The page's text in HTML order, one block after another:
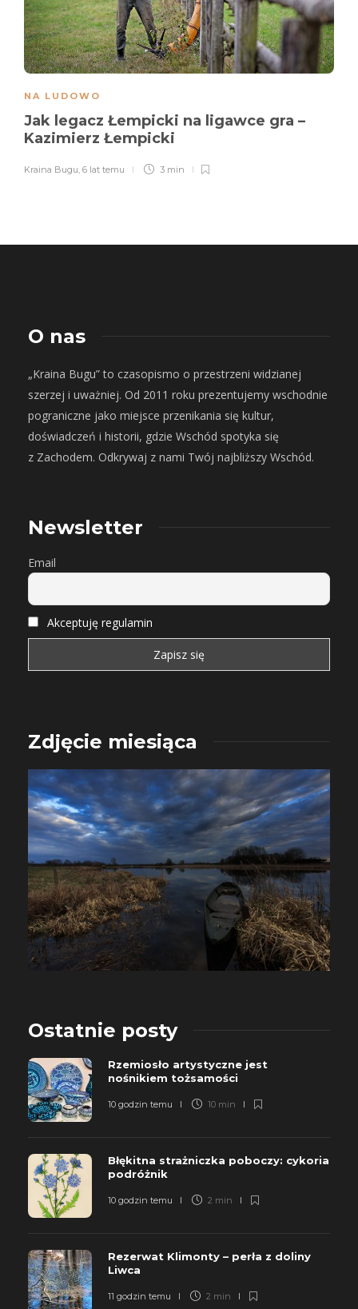
NA LUDOWO
Jak legacz Łempicki na ligawce gra –
Kazimierz Łempicki
Kraina Bugu, 6 lat temu 3 min
O nas
„Kraina Bugu” to czasopismo o przestrzeni widzianej
szerzej i uważniej. Od 2011 roku prezentujemy wschodnie
pograniczne jako miejsce przenikania się kultur,
doświadczeń i historii, gdzie Wschód spotyka się
z Zachodem. Odkrywaj z nami Twój najbliższy Wschód.
Newsletter
Email
Akceptuję regulamin
Zdjęcie miesiąca
Ostatnie posty
Rzemiosło artystyczne jest
nośnikiem tożsamości
10 godzin temu 10 min
Błękitna strażniczka poboczy: cykoria
podróżnik
10 godzin temu 2 min
Rezerwat Klimonty – perła z doliny
Liwca
11 godzin temu 2 min